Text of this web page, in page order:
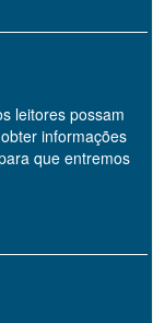
leitores possam
informações
que entremos